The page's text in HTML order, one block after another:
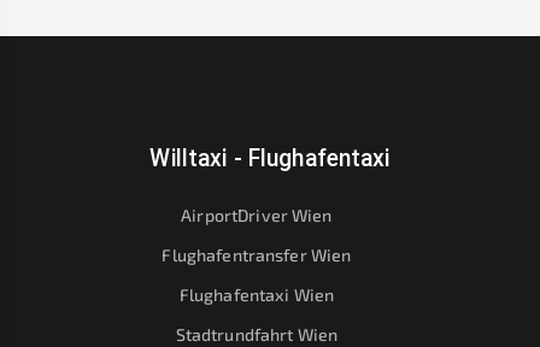
Willtaxi - Flughafentaxi
AirportDriver Wien
Flughafentransfer Wien
Flughafentaxi Wien
Stadtrundfahrt Wien